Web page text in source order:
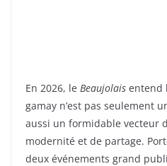
En 2026, le Beaujolais entend
gamay n’est pas seulement
aussi un formidable vecteur
modernité et de partage.
deux événements grand